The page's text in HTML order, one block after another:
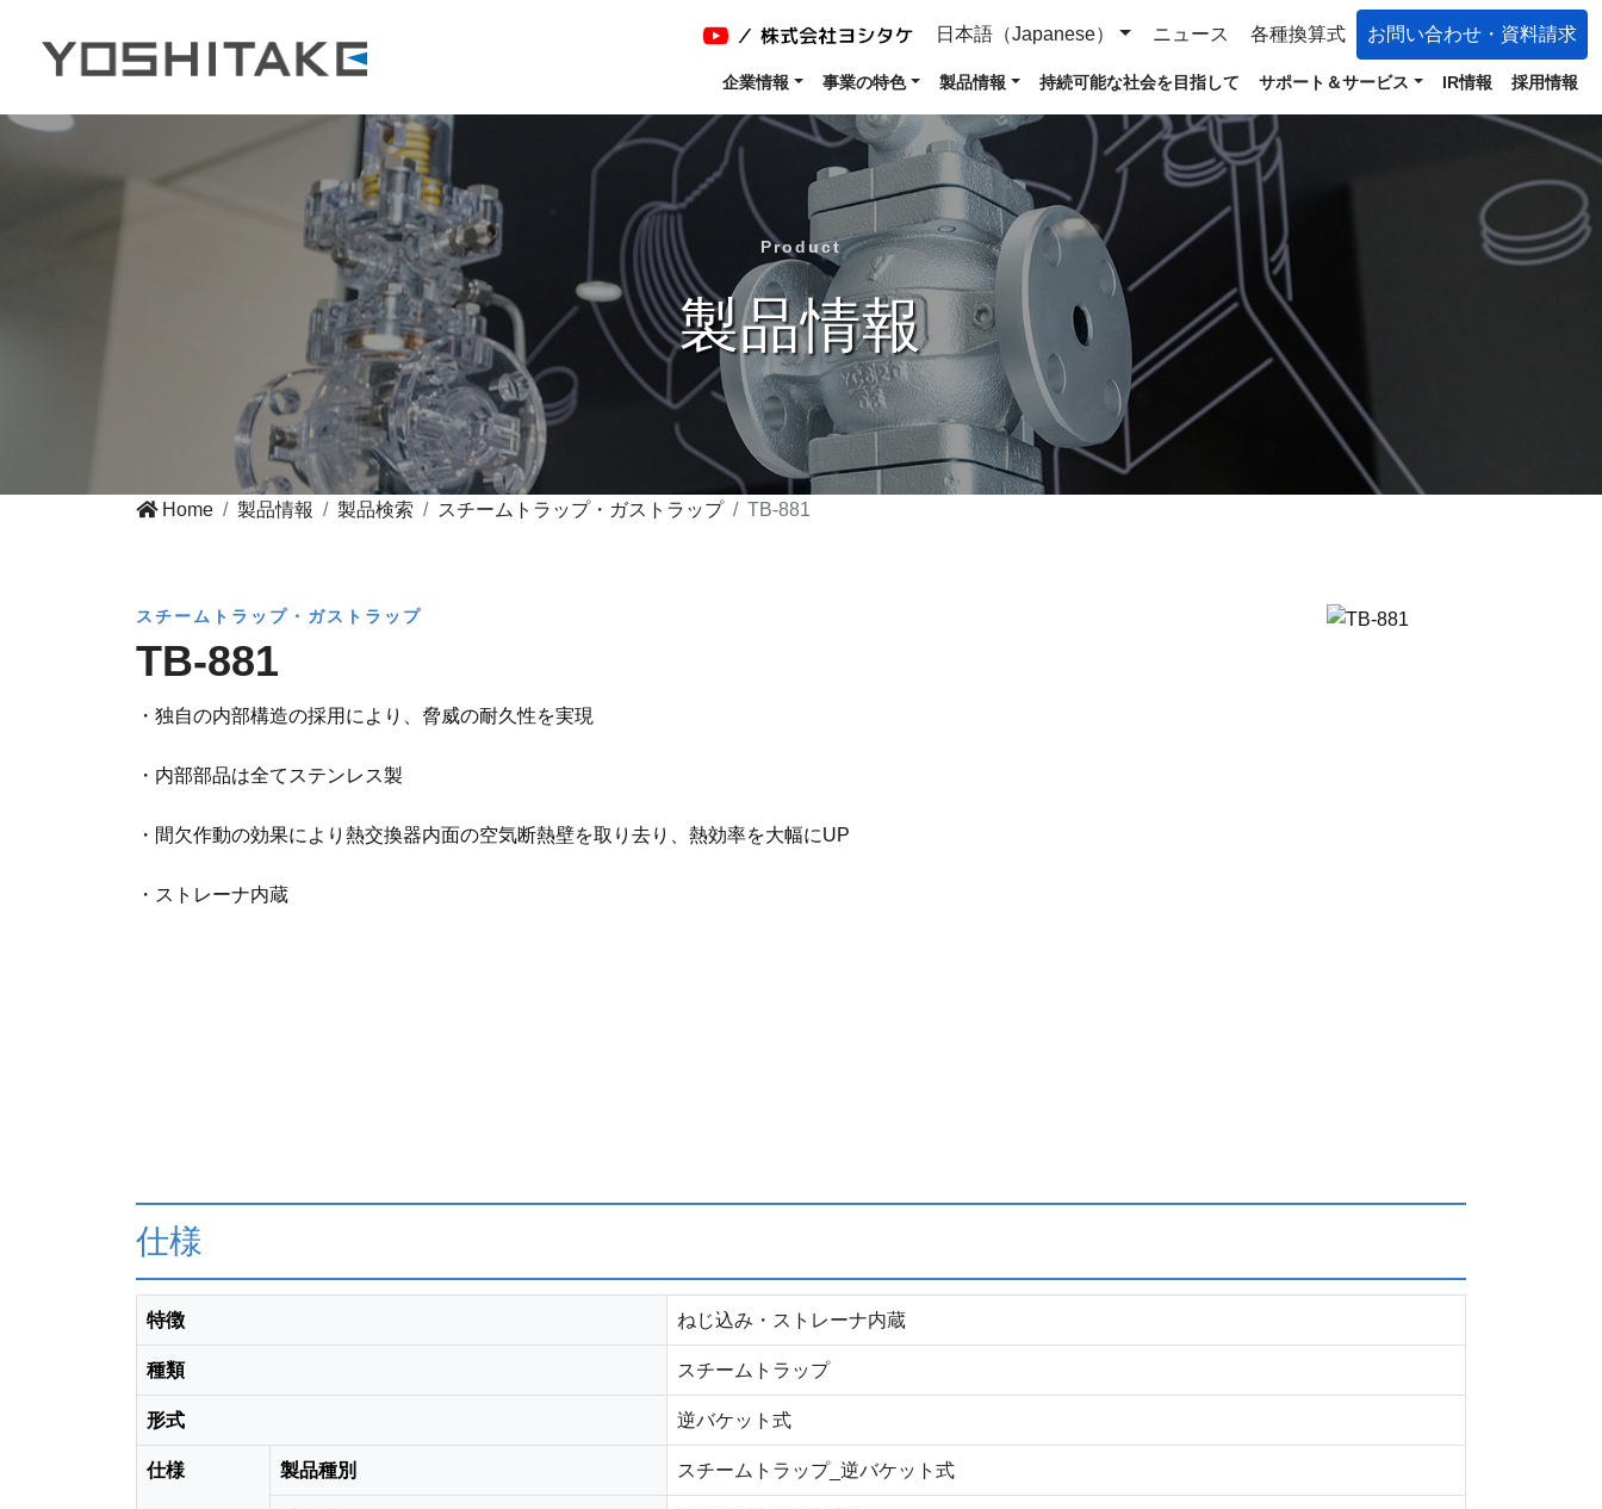
日本語（Japanese） ニュース 各種換算式 お問い合わせ・資料請求
企業情報 事業の特色 製品情報 持続可能な社会を目指して サポート＆サービス IR情報 採用情報
Product
製品情報
Home 製品情報 製品検索 スチームトラップ・ガストラップ TB-881
スチームトラップ・ガストラップ
TB-881
・独自の内部構造の採用により、脅威の耐久性を実現
・内部部品は全てステンレス製
・間欠作動の効果により熱交換器内面の空気断熱壁を取り去り、熱効率を大幅にUP
・ストレーナ内蔵
仕様
特徴 ねじ込み・ストレーナ内蔵
種類 スチームトラップ
形式 逆バケット式
仕様 製品種別 スチームトラップ_逆バケット式